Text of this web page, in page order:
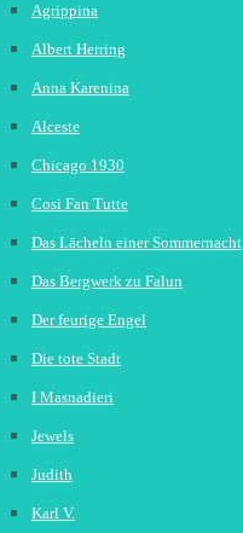
Agrippina
Albert Herring
Anna Karenina
Alceste
Chicago 1930
Cosi Fan Tutte
Das Lächeln einer Sommernacht
Das Bergwerk zu Falun
Der feurige Engel
Die tote Stadt
I Masnadieri
Jewels
Judith
Karl V.